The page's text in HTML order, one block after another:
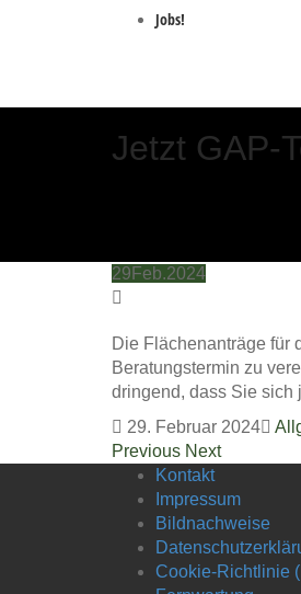
Jobs!
Jetzt GAP-
29 Feb.2024
Die Flächenanträge für
Beratungstermin zu
dringend, dass Sie sich
29. Februar 2024
Previous Next
Kontakt
Impressum
Bildnachweise
Cookie-Richtlinie